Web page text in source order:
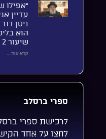
“אפילו
עדיין
ניסן
הוא
שיעור 2 פרשת בא התשפ”ו
קרא עוד...
ספרי ברסלב
לרכישת ספרי
לחצו על אחד